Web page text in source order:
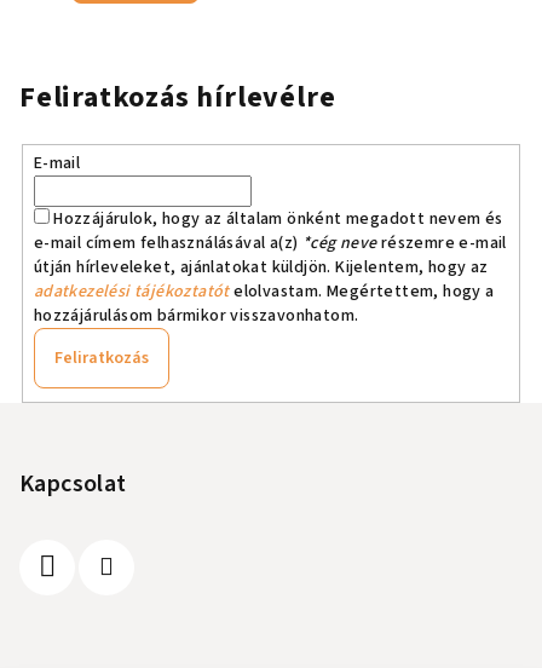
Feliratkozás hírlevélre
E-mail
Hozzájárulok, hogy az általam önként megadott nevem és
e-mail címem felhasználásával a(z) *cég neverészemre e-mail
útján hírleveleket, ajánlatokat küldjön. Kijelentem, hogy az
adatkezelési tájékoztatótelolvastam. Megértettem, hogy a
hozzájárulásom bármikor visszavonhatom.
Feliratkozás
Kapcsolat